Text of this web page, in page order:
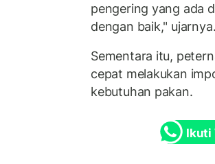
pengering yang ada
dengan baik," ujarnya.
Sementara itu,
cepat melakukan
kebutuhan pakan.
Ikuti